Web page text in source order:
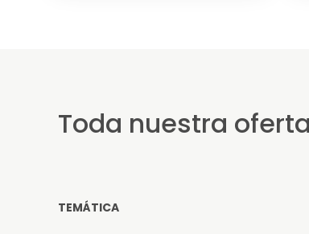
Toda nuestra
TEMÁTICA